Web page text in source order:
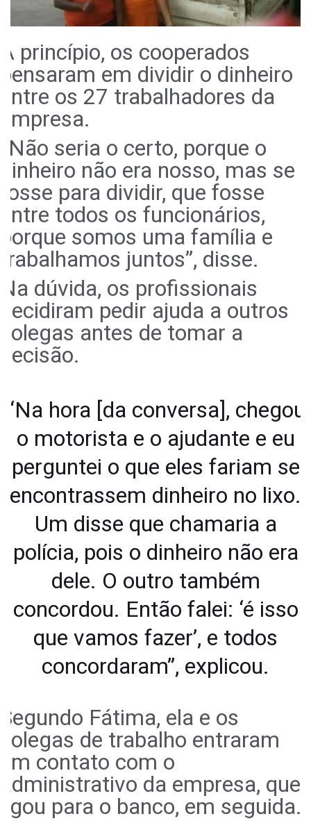
A princípio, os cooperados
pensaram em dividir o dinheiro
entre os 27 trabalhadores da
empresa.
“Não seria o certo, porque o
dinheiro não era nosso, mas se
fosse para dividir, que fosse
entre todos os funcionários,
porque somos uma família e
trabalhamos juntos”, disse.
Na dúvida, os profissionais
decidiram pedir ajuda a outros
colegas antes de tomar a
decisão.
“Na hora [da conversa], chegou
o motorista e o ajudante e eu
perguntei o que eles fariam se
encontrassem dinheiro no lixo.
Um disse que chamaria a
polícia, pois o dinheiro não era
dele. O outro também
concordou. Então falei: ‘é isso
que vamos fazer’, e todos
concordaram”, explicou.
Segundo Fátima, ela e os
colegas de trabalho entraram
em contato com o
administrativo da empresa, que
ligou para o banco, em seguida.